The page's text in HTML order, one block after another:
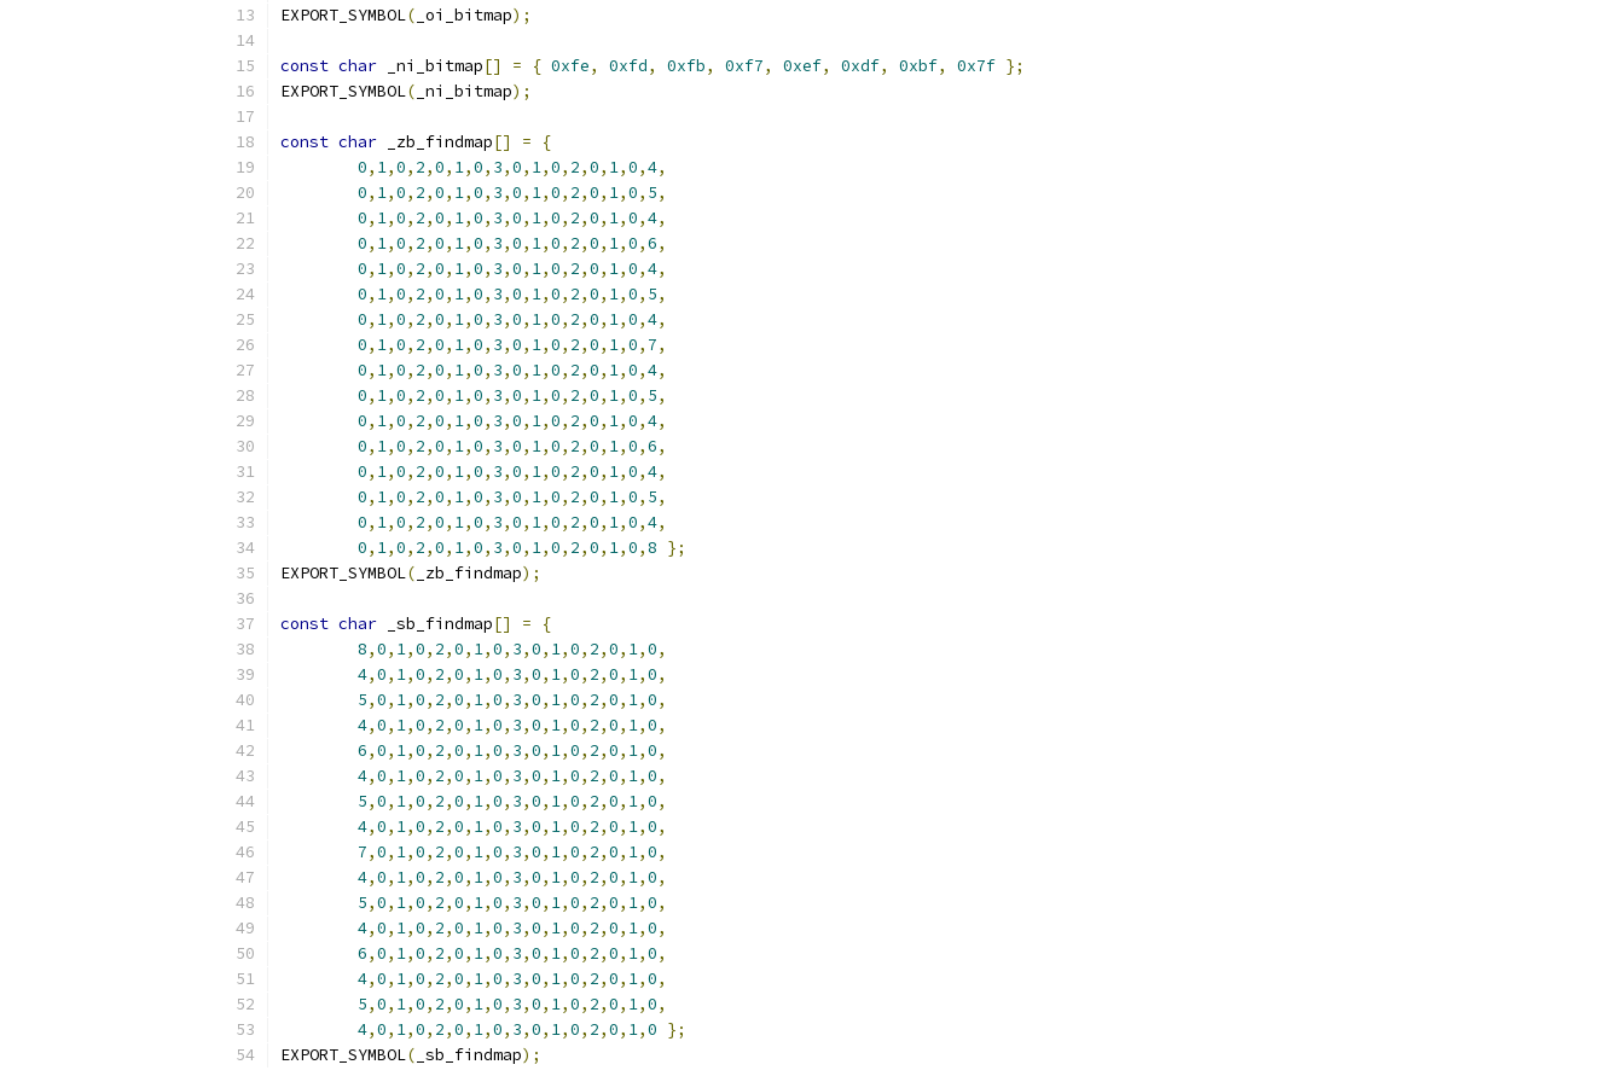
EXPORT_SYMBOL( _oi_bitmap);
const char _ni_bitmap[] = { 0xfe, 0xfd, 0xfb, 0xf7, 0xef, 0xdf, 0xbf, 0x7f };
EXPORT_SYMBOL( _ni_bitmap);
const char _zb_findmap[] =
{
0, 1,0, 2,0, 1,0, 3,0, 1,0, 2,0, 1,0,4,
0, 1,0, 2,0, 1,0, 3,0, 1,0, 2,0, 1,0, 5,
0, 1,0, 2,0, 1,0, 3,0, 1,0, 2,0, 1,0,4,
0, 1,0, 2,0, 1,0, 3,0, 1,0, 2,0, 1,0,6,
0, 1,0, 2,0, 1,0, 3,0, 1,0, 2,0, 1,0,4,
0, 1,0, 2,0, 1,0, 3,0, 1,0, 2,0, 1,0, 5,
0, 1,0, 2,0, 1,0, 3,0, 1,0, 2,0, 1,0,4,
0, 1,0, 2,0, 1,0, 3,0, 1,0, 2,0, 1,0, 7,
0, 1,0, 2,0, 1,0, 3,0, 1,0, 2,0, 1,0,4,
0, 1,0, 2,0, 1,0, 3,0, 1,0, 2,0, 1,0, 5,
0, 1,0, 2,0, 1,0, 3,0, 1,0, 2,0, 1,0,4,
0, 1,0, 2,0, 1,0, 3,0, 1,0, 2,0, 1,0,6,
0, 1,0, 2,0, 1,0, 3,0, 1,0, 2,0, 1,0,4,
0, 1,0, 2,0, 1,0, 3,0, 1,0, 2,0, 1,0, 5,
0, 1,0, 2,0, 1,0, 3,0, 1,0, 2,0, 1,0,4,
0, 1,0, 2,0, 1,0, 3,0, 1,0, 2,0, 1,0,8 };
EXPORT_SYMBOL( _zb_findmap);
const char _sb_findmap[] =
{
8,0, 1,0, 2,0, 1,0, 3,0, 1,0, 2,0, 1,0,
4,0, 1,0, 2,0, 1,0, 3,0, 1,0, 2,0, 1,0,
5,0, 1,0, 2,0, 1,0, 3,0, 1,0, 2,0, 1,0,
4,0, 1,0, 2,0, 1,0, 3,0, 1,0, 2,0, 1,0,
6,0, 1,0, 2,0, 1,0, 3,0, 1,0, 2,0, 1,0,
4,0, 1,0, 2,0, 1,0, 3,0, 1,0, 2,0, 1,0,
5,0, 1,0, 2,0, 1,0, 3,0, 1,0, 2,0, 1,0,
4,0, 1,0, 2,0, 1,0, 3,0, 1,0, 2,0, 1,0,
7,0, 1,0, 2,0, 1,0, 3,0, 1,0, 2,0, 1,0,
4,0, 1,0, 2,0, 1,0, 3,0, 1,0, 2,0, 1,0,
5,0, 1,0, 2,0, 1,0, 3,0, 1,0, 2,0, 1,0,
4,0, 1,0, 2,0, 1,0, 3,0, 1,0, 2,0, 1,0,
6,0, 1,0, 2,0, 1,0, 3,0, 1,0, 2,0, 1,0,
4,0, 1,0, 2,0, 1,0, 3,0, 1,0, 2,0, 1,0,
5,0, 1,0, 2,0, 1,0, 3,0, 1,0, 2,0, 1,0,
4,0, 1,0, 2,0, 1,0, 3,0, 1,0, 2,0, 1,0 };
EXPORT_SYMBOL( _sb_findmap);